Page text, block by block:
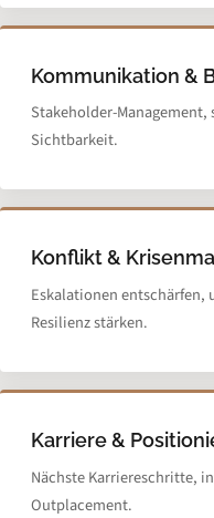
Kommunikation &
Stakeholder-Management,
Sichtbarkeit.
Konflikt &
Eskalationen entschärfen,
Resilienz stärken.
Karriere &
Nächste Karriereschritte,
Outplacement.